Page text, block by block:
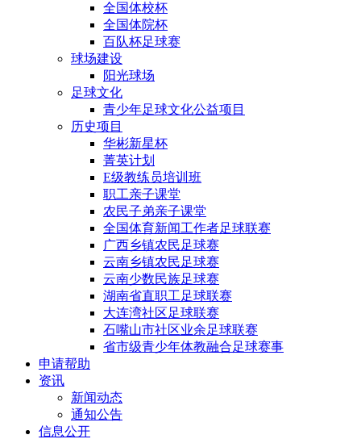
全国体校杯
全国体院杯
百队杯足球赛
球场建设
阳光球场
足球文化
青少年足球文化公益项目
历史项目
华彬新星杯
菁英计划
E级教练员培训班
职工亲子课堂
农民子弟亲子课堂
全国体育新闻工作者足球联赛
广西乡镇农民足球赛
云南乡镇农民足球赛
云南少数民族足球赛
湖南省直职工足球联赛
大连湾社区足球联赛
石嘴山市社区业余足球联赛
省市级青少年体教融合足球赛事
申请帮助
资讯
新闻动态
通知公告
信息公开